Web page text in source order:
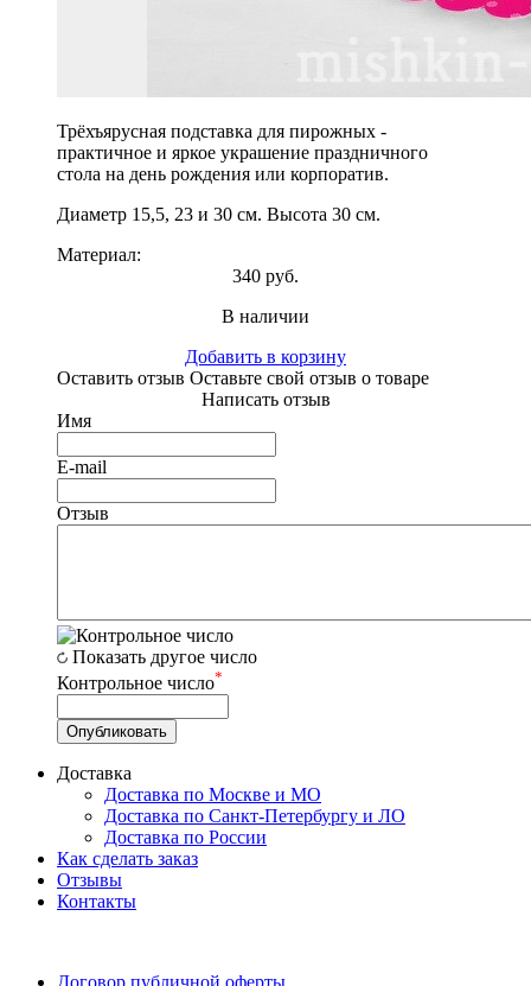
Трёхъярусная подставка для пирожных -
практичное и яркое украшение праздничного
стола на день рождения или корпоратив.
Диаметр 15,5, 23 и 30 см. Высота 30 см.
Материал:
340 руб.
В наличии
Добавить в корзину
Оставить отзыв Оставьте свой отзыв о товаре
Написать отзыв
Имя
E-mail
Отзыв
Показать другое число
Контрольное число*
Доставка
Доставка по Москве и МО
Доставка по Санкт-Петербургу и ЛО
Доставка по России
Как сделать заказ
Отзывы
Контакты